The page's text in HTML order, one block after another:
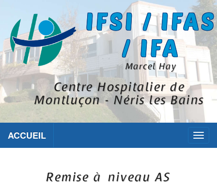
IFSI / IFAS
/ IFA
Marcel Hay
Centre Hospitalier de
Montluçon - Néris les Bains
ACCUEIL
Remise à niveau AS